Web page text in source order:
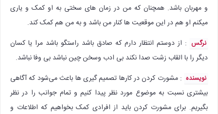
و مهربان باشد. همچنان که من در زمان های سختی به او کمک و یاری
میکنم او هم در این موقعیت ها کنار من باشد و به من هم کمک کند.
نرگس : از دوستم انتظار دارم که صادق باشد راستگو باشد مرا یا کسان
دیگر را با القاب زشت صدا نکند بی ادب وسخن چین نباشد بی وفا نباشد.
نویسنده : مشورت کردن در کارها تصمیم گیری ها باعث می‌شود که آگاهی
بیشتری نسبت به موضوع مورد نظر پیدا کنیم و تمام جوانب را در نظر
بگیریم. برای مشورت کردن باید از افرادی کمک بخواهیم که اطلاعات و